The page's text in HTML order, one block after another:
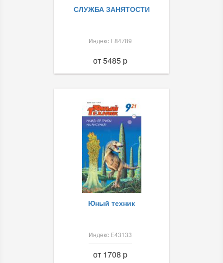
СЛУЖБА ЗАНЯТОСТИ
Индекс Е84789
от 5485 p
Юный техник
Индекс Е43133
от 1708 p